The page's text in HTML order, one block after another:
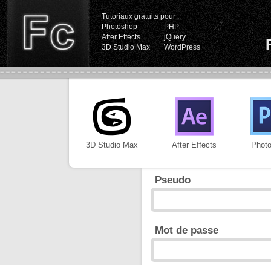
Tutoriaux gratuits pour :
Photoshop
PHP
After Effects
jQuery
3D Studio Max
WordPress
3D Studio Max After Effects
Pseudo
Mot de passe